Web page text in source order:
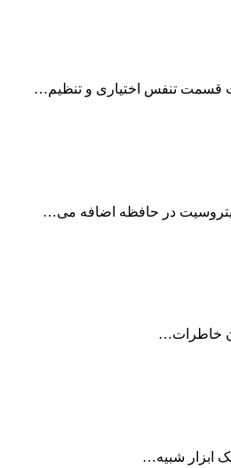
قسمت تنفس اختیاری و تنظیم…
در حافظه اضافه می…
خاطرات…
ابزار شبیه…